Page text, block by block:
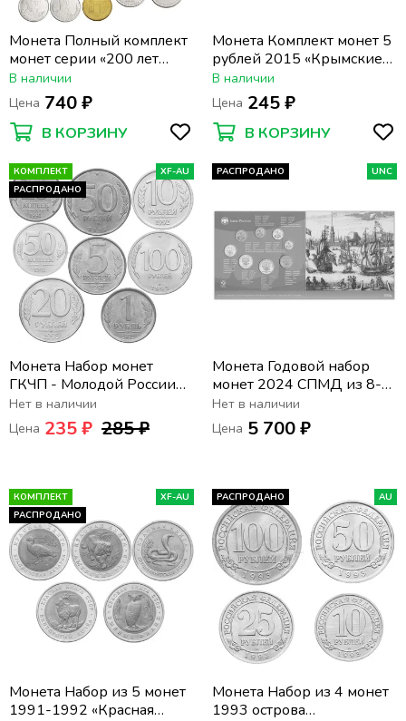
Монета Полный комплект
монет серии «200 лет
Победы в Отечественной
Войне 1812 года» (28 шт)
В наличии
Цена 740 ₽
В КОРЗИНУ
Монета Комплект монет 5
рублей 2015 «Крымские
операции (освобождение
полуострова Крым)», 5 шт
В наличии
Цена 245 ₽
В КОРЗИНУ
КОМПЛЕКТ
РАСПРОДАНО
XF-AU
Монета Набор монет
ГКЧП - Молодой России
1991-1993 (по номиналу)
10, 50 копеек, 1, 5, 10, 20,
50 и 100 рублей
Нет в наличии
Цена 235 ₽ 285 ₽
РАСПРОДАНО UNC
Монета Годовой набор
монет 2024 СПМД из 8-
ми монет в официальном
буклете
Нет в наличии
Цена 5 700 ₽
КОМПЛЕКТ
РАСПРОДАНО
XF-AU
Монета Набор из 5 монет
1991-1992 «Красная
РАСПРОДАНО AU
Монета Набор из 4 монет
1993 острова